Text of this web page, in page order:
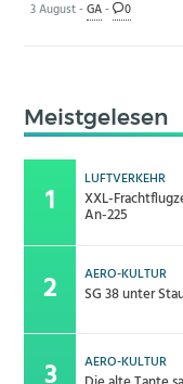
3 August -GA- 0
Meistgelesen
LUFTVERKEHR
XXL-
An-225
AERO-KULTUR
SG 38 unter
AERO-KULTUR